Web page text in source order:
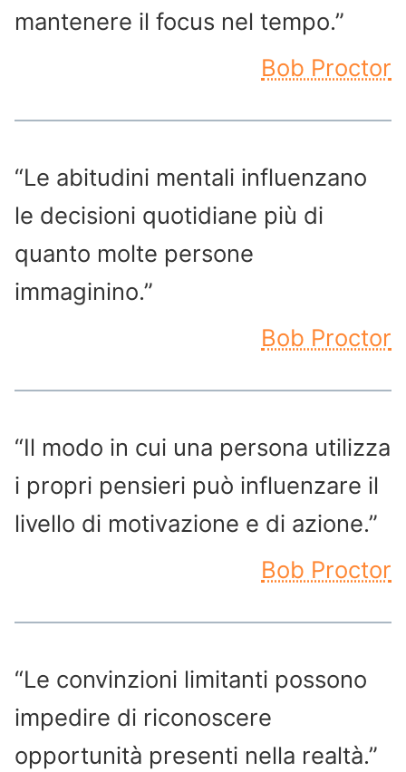
mantenere il focus nel tempo.”
Bob Proctor
“Le abitudini mentali influenzano
le decisioni quotidiane più di
quanto molte persone
immaginino.”
Bob Proctor
“Il modo in cui una persona utilizza
i propri pensieri può influenzare il
livello di motivazione e di azione.”
Bob Proctor
“Le convinzioni limitanti possono
impedire di riconoscere
opportunità presenti nella realtà.”